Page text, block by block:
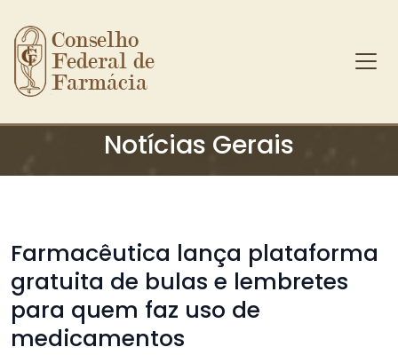
Ir para o conteúdo principal
Conselho
Federal de
Farmácia
Notícias Gerais
Farmacêutica lança plataforma
gratuita de bulas e lembretes
para quem faz uso de
medicamentos